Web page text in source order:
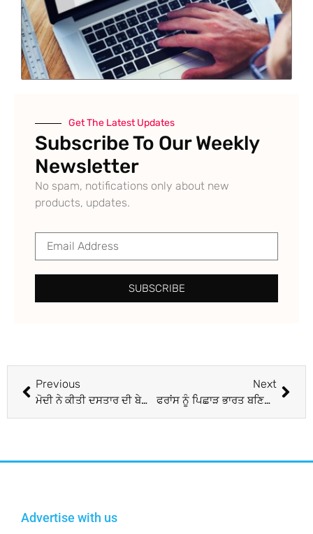
Get The Latest Updates
Subscribe To Our Weekly
Newsletter
No spam, notifications only about new
products, updates.
SUBSCRIBE
Previous
ਮੋਦੀ ਨੇ ਕੀਤੀ ਦਸਤਾਰ ਦੀ ਬੇਅਦਬੀ, ਪੰਜ ਸਕਿੰਟ ‘ਚ ਲਾਹੀ ਸਿਰ ਤੋਂ ਪੱਗ
Next
ਫਰਾਂਸ ਨੂੰ ਪਿਛਾੜ ਭਾਰਤ ਬਣਿਆ ਦੁਨੀਆ ਦਾ 6ਵਾਂ ਸਭ ਤੋਂ ਵੱਡਾ ਅਰਥਚਾਰਾ
Advertise with us